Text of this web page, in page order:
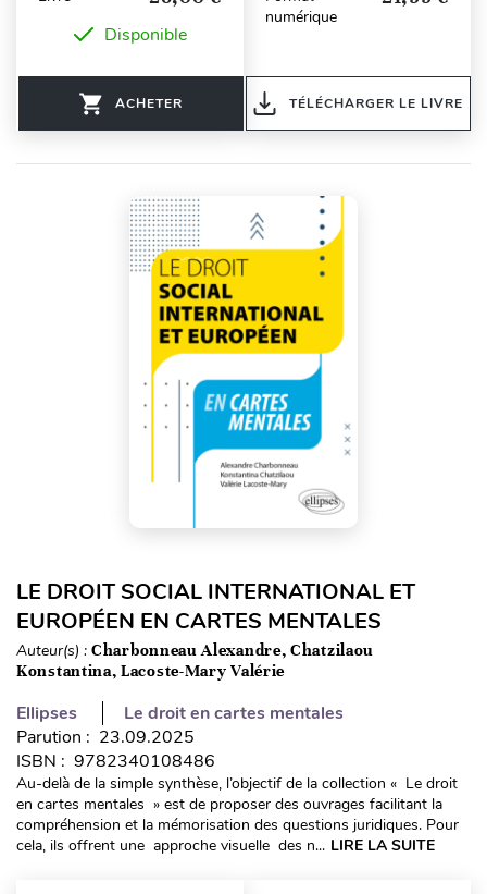
Disponible
ACHETER
numérique
TÉLÉCHARGER LE LIVRE
LE DROIT SOCIAL INTERNATIONAL ET
EUROPÉEN EN CARTES MENTALES
Auteur(s) : Charbonneau Alexandre, Chatzilaou
Konstantina, Lacoste-Mary Valérie
Ellipses
Le droit en cartes mentales
Parution : 23.09.2025
ISBN : 9782340108486
Au-delà de la simple synthèse, l’objectif de la collection « Le droit
en cartes mentales » est de proposer des ouvrages facilitant la
compréhension et la mémorisation des questions juridiques. Pour
cela, ils offrent une approche visuelle des n... LIRE LA SUITE